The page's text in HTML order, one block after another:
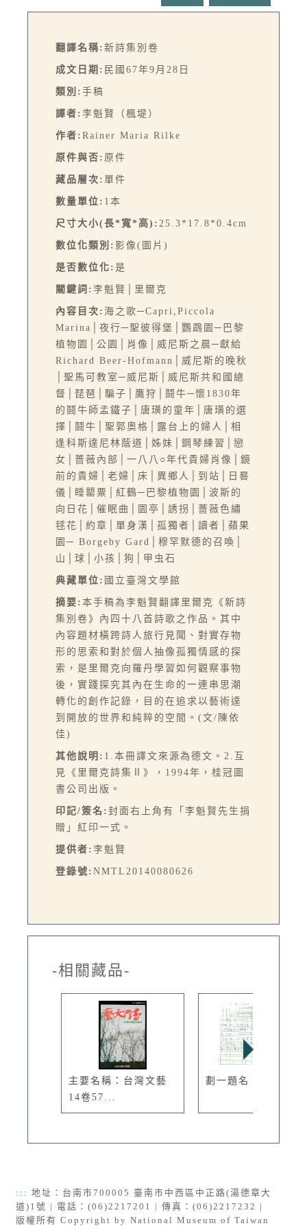
翻譯名稱: 新詩集別卷
成文日期: 民國67年9月28日
類別: 手稿
譯者: 李魁賢（楓堤）
作者: Rainer Maria Rilke
原件與否: 原件
藏品層次: 單件
數量單位: 1本
尺寸大小(長*寬*高): 25.3*17.8*0.4cm
數位化類別: 影像(圖片)
是否數位化: 是
關鍵詞: 李魁賢│里爾克
內容目次: 海之歌─Capri,Piccola
Marina│夜行─聖彼得堡│鸚鵡園─巴黎
植物園│公園│肖像│威尼斯之晨─獻給
Richard Beer-Hofmann│威尼斯的晚秋
│聖馬可教室─威尼斯│威尼斯共和國總
督│琵琶│騙子│鷹狩│鬪牛─懷1830年
的鬪牛師孟鐵子│唐璜的童年│唐璜的選
擇│鬪牛│聖郭奧格│露台上的婦人│相
逢科斯達尼林蔭道│姊妹│鋼琴練習│戀
女│薔薇內部│一八八○年代貴婦肖像│鏡
前的貴婦│老婦│床│異鄉人│到站│日晷
儀│睡罌粟│紅鶴─巴黎植物園│波斯的
向日花│催眠曲│園亭│誘拐│薔薇色繡
毬花│約章│單身漢│孤獨者│讀者│蘋果
園─ Borgeby Gard│穆罕默德的召喚│
山│球│小孩│狗│甲虫石
典藏單位: 國立臺灣文學館
摘要: 本手稿為李魁賢翻譯里爾克《新詩
集別卷》內四十八首詩歌之作品。其中
內容題材橫跨詩人旅行見聞、對實存物
形的思索和對於個人抽像孤獨情感的探
索，是里爾克向羅丹學習如何觀察事物
後，實踐探究其內在生命的一連串思潮
轉化的創作記錄，目的在追求以藝術達
到開放的世界和純粹的空間。(文/陳依
佳)
其他說明: 1.本冊譯文來源為德文。2.互
見《里爾克詩集Ⅱ》，1994年，桂冠圖
書公司出版。
印記/簽名: 封面右上角有「李魁賢先生捐
贈」紅印一式。
提供者: 李魁賢
登錄號: NMTL20140080626
-相關藏品-
主要名稱：台灣文藝
14卷57...
劃一題名：生日感言
::: 地址：台南市700005 臺南市中西區中正路(湯德章大
道)1號 | 電話：(06)2217201 | 傳真：(06)2217232 |
版權所有 Copyright by National Museum of Taiwan